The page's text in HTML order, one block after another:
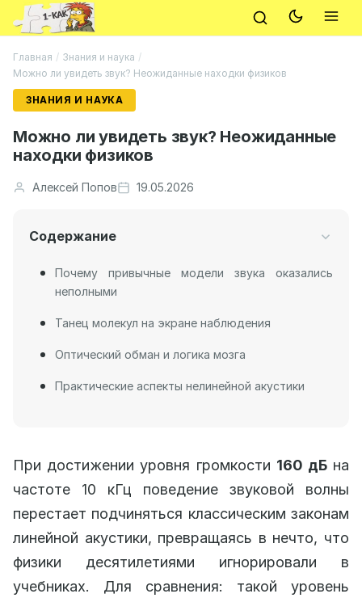
Главная / Знания и наука /
Можно ли увидеть звук? Неожиданные находки физиков
ЗНАНИЯ И НАУКА
Можно ли увидеть звук? Неожиданные
находки физиков
Алексей Попов 19.05.2026
Содержание
Почему привычные модели звука оказались
неполными
Танец молекул на экране наблюдения
Оптический обман и логика мозга
Практические аспекты нелинейной акустики
При достижении уровня громкости 160 дБна
частоте 10 кГц поведение звуковой волны
перестает подчиняться классическим законам
линейной акустики, превращаясь в нечто, что
физики десятилетиями игнорировали в
учебниках. Для сравнения: такой уровень